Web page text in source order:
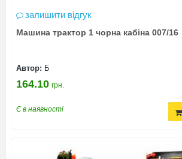
залишити відгук
Машина трактор 1 чорна кабіна 007/16
Автор: Б
164.10 грн.
Є в наявності